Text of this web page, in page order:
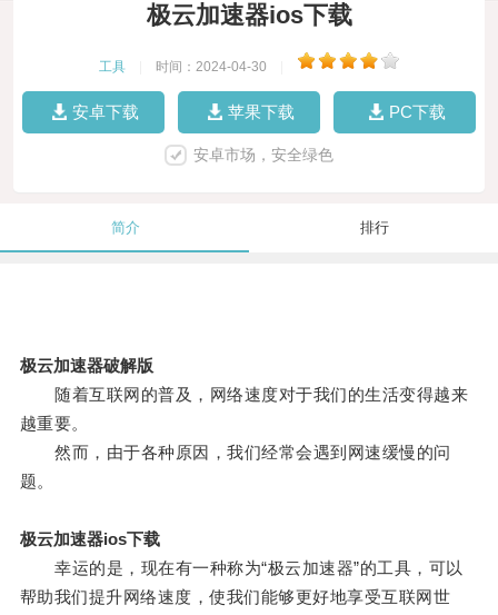
极云加速器ios下载
工具 时间：2024-04-30
安卓下载 苹果下载 PC下载
安卓市场，安全绿色
简介 排行
极云加速器破解版
随着互联网的普及，网络速度对于我们的生活变得越来
越重要。
然而，由于各种原因，我们经常会遇到网速缓慢的问
题。
极云加速器ios下载
幸运的是，现在有一种称为“极云加速器”的工具，可以
帮助我们提升网络速度，使我们能够更好地享受互联网世